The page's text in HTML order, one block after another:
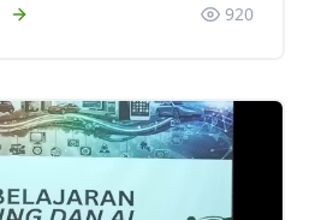
920